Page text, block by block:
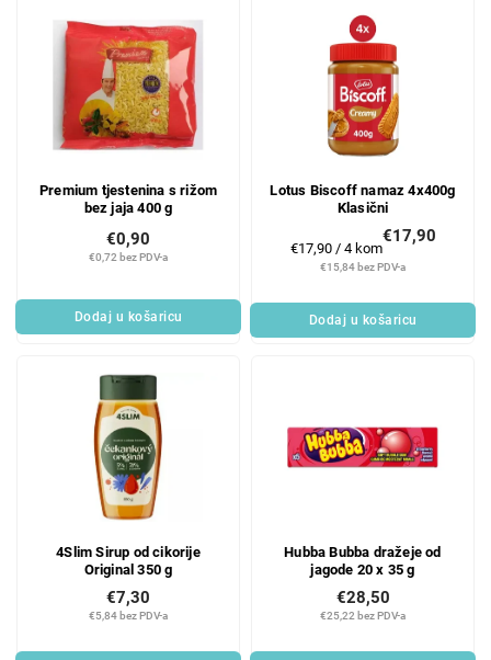
Premium tjestenina s rižom
bez jaja 400 g
€0,72 bez PDV-a
€0,90
Dodaj u košaricu
Lotus Biscoff namaz 4x400g
Klasični
€15,84 bez PDV-a
€17,90
Mjerenje
cijene:
€17,90 / 4 kom
Dodaj u košaricu
4Slim Sirup od cikorije
Original 350 g
€5,84 bez PDV-a
€7,30
Hubba Bubba dražeje od
jagode 20 x 35 g
€25,22 bez PDV-a
€28,50